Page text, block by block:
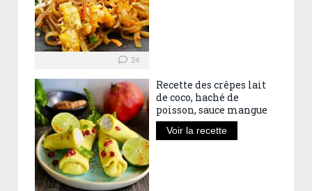
24
Recette des crêpes lait
de coco, haché de
poisson, sauce mangue
Voir la recette